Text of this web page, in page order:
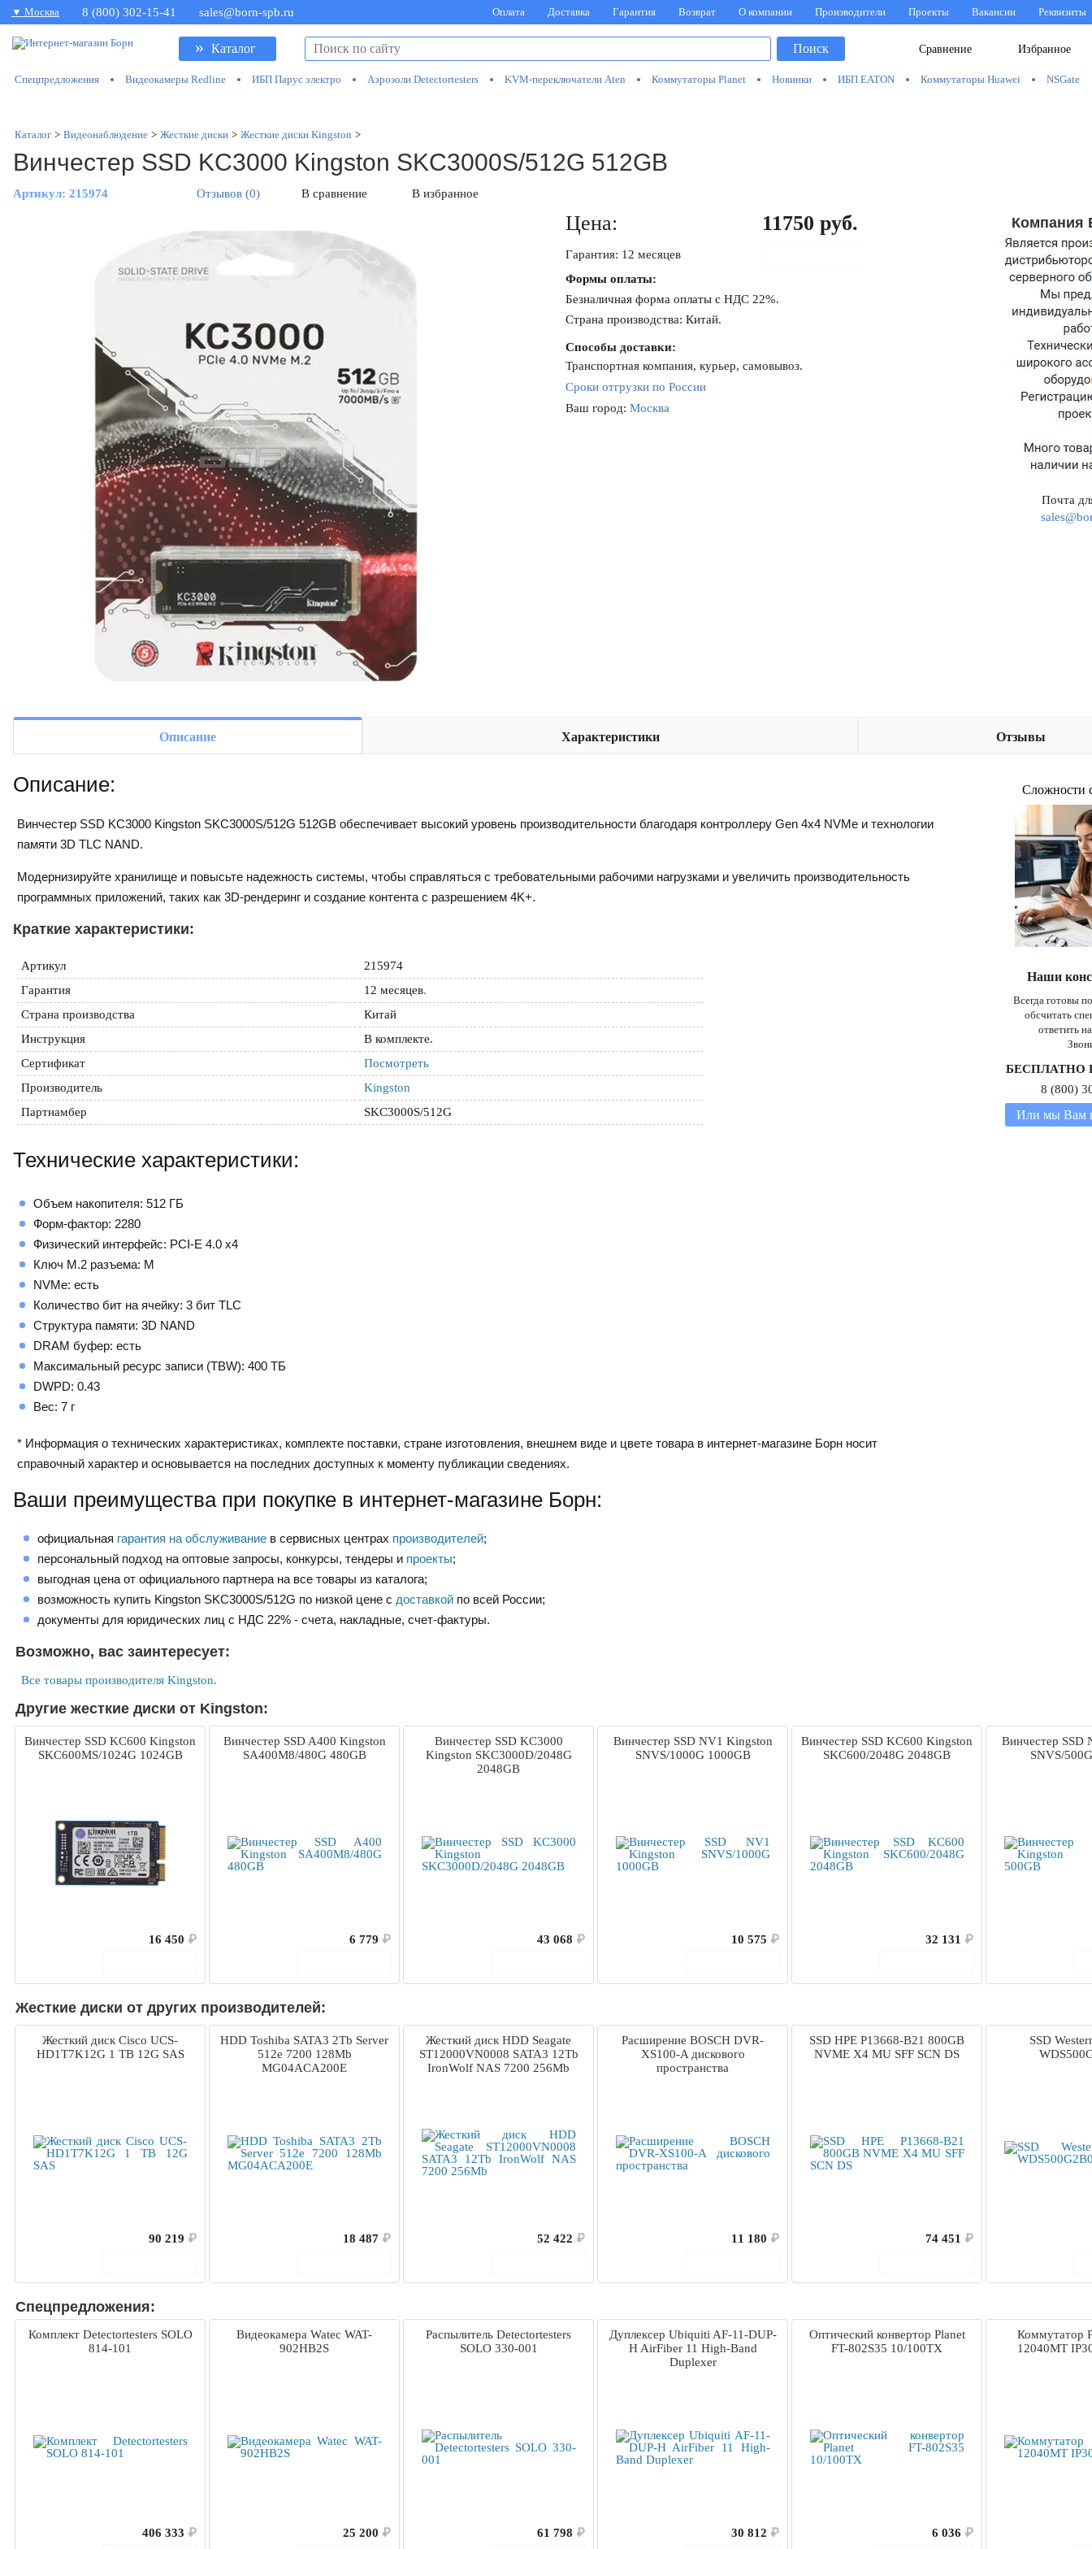
▼ Москва 8 (800) 302-15-41 sales@born-spb.ru Оплата Доставка Гарантия Возврат О компании Производители Проекты Вакансии Реквизиты
» Каталог Избранное
Сравнение
Поиск
Спецпредложения Видеокамеры Redline ИБП Парус электро Аэрозоли Detectortesters KVM-переключатели Aten Коммутаторы Planet Новинки ИБП EATON Коммутаторы Huawei NSGate
Каталог > Видеонаблюдение > Жесткие диски > Жесткие диски Kingston >
Винчестер SSD KC3000 Kingston SKC3000S/512G 512GB
Артикул: 215974 Отзывов (0) В сравнение В избранное
Цена: 11750 руб.
Гарантия: 12 месяцев
Формы оплаты:
Безналичная форма оплаты с НДС 22%.
Страна производства: Китай.
Способы доставки:
Транспортная компания, курьер, самовывоз.
Сроки отгрузки по России
Ваш город: Москва
Компания
Почта
Описание Характеристики Отзывы
Описание:
Винчестер SSD KC3000 Kingston SKC3000S/512G 512GB обеспечивает высокий уровень производительности благодаря контроллеру Gen 4x4 NVMe и технологии
памяти 3D TLC NAND.
Модернизируйте хранилище и повысьте надежность системы, чтобы справляться с требовательными рабочими нагрузками и увеличить производительность
программных приложений, таких как 3D-рендеринг и создание контента с разрешением 4K+.
Краткие характеристики:
Артикул
215974
Гарантия
12 месяцев.
Страна производства
Китай
Инструкция
В комплекте.
Сертификат
Посмотреть
Производитель
Kingston
Партнамбер
SKC3000S/512G
Технические характеристики:
Объем накопителя: 512 ГБ
Форм-фактор: 2280
Физический интерфейс: PCI-E 4.0 x4
Ключ M.2 разъема: M
NVMe: есть
Количество бит на ячейку: 3 бит TLC
Структура памяти: 3D NAND
DRAM буфер: есть
Максимальный ресурс записи (TBW): 400 ТБ
DWPD: 0.43
Вес: 7 г
* Информация о технических характеристиках, комплекте поставки, стране изготовления, внешнем виде и цвете товара в интернет-магазине Борн носит
справочный характер и основывается на последних доступных к моменту публикации сведениях.
Ваши преимущества при покупке в интернет-магазине Борн:
официальная гарантия на обслуживание в сервисных центрах производителей;
персональный подход на оптовые запросы, конкурсы, тендеры и проекты;
выгодная цена от официального партнера на все товары из каталога;
возможность купить Kingston SKC3000S/512G по низкой цене с доставкой по всей России;
документы для юридических лиц с НДС 22% - счета, накладные, счет-фактуры.
Сложности
Наши
Всегда готовы
обсчитать
ответить
БЕСПЛАТНО
8 (800)
Или мы Вам
Возможно, вас заинтересует:
Все товары производителя Kingston.
Другие жесткие диски от Kingston:
Винчестер SSD KC600 Kingston
SKC600MS/1024G 1024GB
16 450 ₽
Винчестер SSD A400 Kingston
SA400M8/480G 480GB
6 779 ₽
Винчестер SSD KC3000
Kingston SKC3000D/2048G
2048GB
43 068 ₽
Винчестер SSD NV1 Kingston
SNVS/1000G 1000GB
10 575 ₽
Винчестер SSD KC600 Kingston
SKC600/2048G 2048GB
32 131 ₽
Винчестер SSD
SNVS/
Жесткие диски от других производителей:
Жесткий диск Cisco UCS-
HD1T7K12G 1 TB 12G SAS
90 219 ₽
HDD Toshiba SATA3 2Tb Server
512e 7200 128Mb
MG04ACA200E
18 487 ₽
Жесткий диск HDD Seagate
ST12000VN0008 SATA3 12Tb
IronWolf NAS 7200 256Mb
52 422 ₽
Расширение BOSCH DVR-
XS100-A дискового
пространства
11 180 ₽
SSD HPE P13668-B21 800GB
NVME X4 MU SFF SCN DS
74 451 ₽
SSD
Спецпредложения:
Комплект Detectortesters SOLO
814-101
406 333 ₽
Видеокамера Watec WAT-
902HB2S
25 200 ₽
Распылитель Detectortesters
SOLO 330-001
61 798 ₽
Дуплексер Ubiquiti AF-11-DUP-
H AirFiber 11 High-Band
Duplexer
30 812 ₽
Оптический конвертор Planet
FT-802S35 10/100TX
6 036 ₽
Коммутатор
12040MT